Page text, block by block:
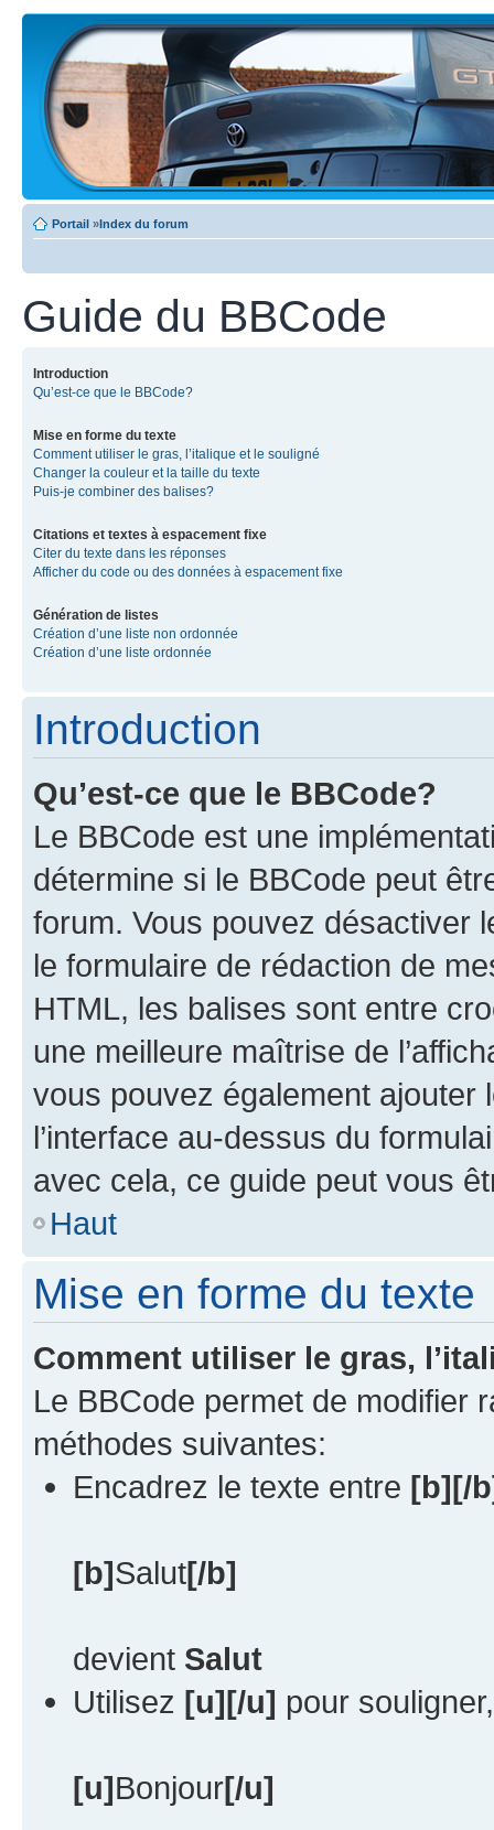
Portail »Index du forum
Guide du BBCode
Introduction
Qu’est-ce que le BBCode?
Mise en forme du texte
Comment utiliser le gras, l’italique et le souligné
Changer la couleur et la taille du texte
Puis-je combiner des balises?
Citations et textes à espacement fixe
Citer du texte dans les réponses
Afficher du code ou des données à espacement fixe
Génération de listes
Création d’une liste non ordonnée
Création d’une liste ordonnée
Introduction
Qu’est-ce que le BBCode?
Le BBCode est une
détermine si le BBCode peut
forum. Vous pouvez désactiver
le formulaire de rédaction de
HTML, les balises sont entre
une meilleure maîtrise de
vous pouvez également ajouter
l’interface au-dessus du
avec cela, ce guide peut vous
Haut
Mise en forme du texte
Comment utiliser le gras,
Le BBCode permet de modifier
méthodes suivantes:
Encadrez le texte entre [b][/
[b]Salut[/b]
devient Salut
Utilisez [u][/u] pour
[u]Bonjour[/u]